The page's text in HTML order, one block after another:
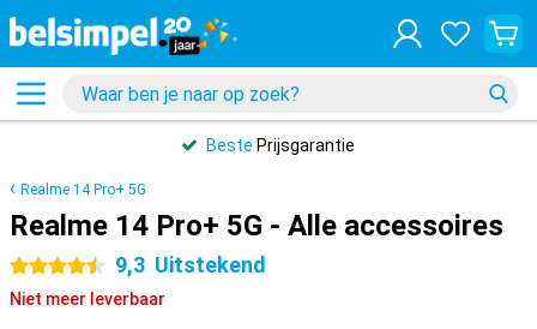
Beste Prijsgarantie
Realme 14 Pro+ 5G
Realme 14 Pro+ 5G - Alle accessoires
4.5 sterren 9,3 Uitstekend
Niet meer leverbaar